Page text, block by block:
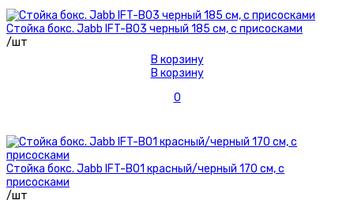
Стойка бокс. Jabb IFT-B03 черный 185 см, с присосками
/шт
В корзину
В корзину
0
Стойка бокс. Jabb IFT-B01 красный/черный 170 см, с
присосками
/шт